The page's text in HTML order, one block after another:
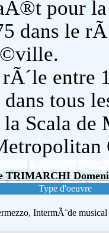
pour
dans le
entre
tous
la Scala
TRIMARCHI
Type d'oeuvre
IntermÃ¨de musical